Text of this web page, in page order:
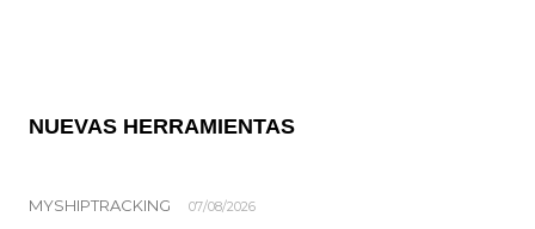
NUEVAS HERRAMIENTAS
MYSHIPTRACKING 07/08/2026